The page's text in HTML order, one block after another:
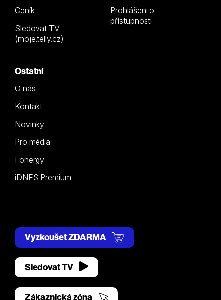
Ceník
Sledovat TV
(moje.telly.cz)
Prohlášení o
přístupnosti
Ostatní
O nás
Kontakt
Novinky
Pro média
Fonergy
iDNES Premium
Vyzkoušet ZDARMA
Sledovat TV
Zákaznická zóna